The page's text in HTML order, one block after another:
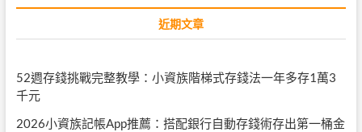
近期文章
52週存錢挑戰完整教學：小資族階梯式存錢法一年多存1萬3
千元
2026小資族記帳App推薦：搭配銀行自動存錢術存出第一桶金